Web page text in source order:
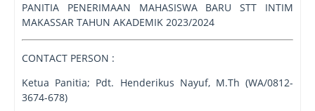
PANITIA PENERIMAAN MAHASISWA BARU STT INTIM
MAKASSAR TAHUN AKADEMIK 2023/2024
CONTACT PERSON :
Ketua Panitia; Pdt. Henderikus Nayuf, M.Th (WA/0812-
3674-678)